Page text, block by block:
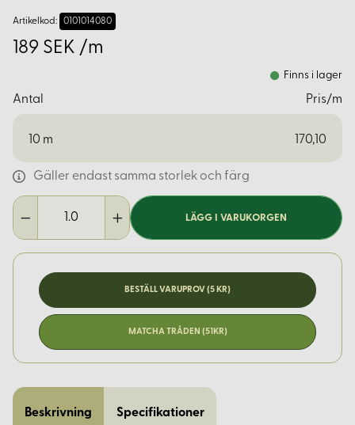
Artikelkod: 0101014080
189 SEK /m
Finns i lager
Antal Pris/m
10 m 170,10
Gäller endast samma storlek och färg
LÄGG I VARUKORGEN
BESTÄLL VARUPROV (5 KR)
MATCHA TRÅDEN (51KR)
Beskrivning Specifikationer